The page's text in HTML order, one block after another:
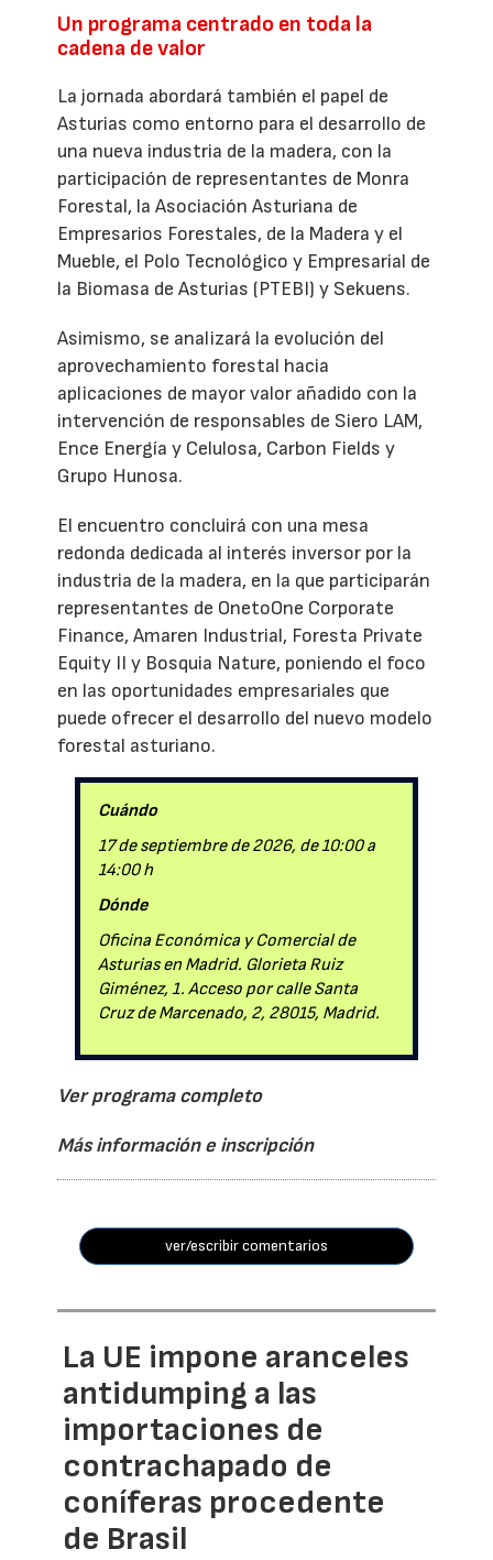
Un programa centrado en toda la
cadena de valor
La jornada abordará también el papel de
Asturias como entorno para el desarrollo de
una nueva industria de la madera, con la
participación de representantes de Monra
Forestal, la Asociación Asturiana de
Empresarios Forestales, de la Madera y el
Mueble, el Polo Tecnológico y Empresarial de
la Biomasa de Asturias (PTEBI) y Sekuens.
Asimismo, se analizará la evolución del
aprovechamiento forestal hacia
aplicaciones de mayor valor añadido con la
intervención de responsables de Siero LAM,
Ence Energía y Celulosa, Carbon Fields y
Grupo Hunosa.
El encuentro concluirá con una mesa
redonda dedicada al interés inversor por la
industria de la madera, en la que participarán
representantes de OnetoOne Corporate
Finance, Amaren Industrial, Foresta Private
Equity II y Bosquia Nature, poniendo el foco
en las oportunidades empresariales que
puede ofrecer el desarrollo del nuevo modelo
forestal asturiano.
Cuándo
17 de septiembre de 2026, de 10:00 a
14:00 h
Dónde
Oficina Económica y Comercial de
Asturias en Madrid. Glorieta Ruiz
Giménez, 1. Acceso por calle Santa
Cruz de Marcenado, 2, 28015, Madrid.
Ver programa completo
Más información e inscripción
ver/escribir comentarios
La UE impone aranceles
antidumping a las
importaciones de
contrachapado de
coníferas procedente
de Brasil